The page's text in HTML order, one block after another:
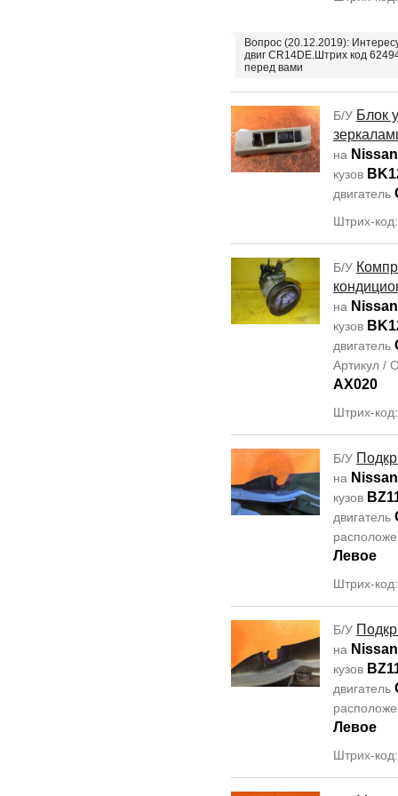
Вопрос (20.12.2019):
двиг CR14DE.Штрих код
перед вами
Б/У Блок
на
кузов
двигатель
Штрих-
Б/У
на
кузов
двигатель
Артикул /
AX020
Штрих-
Б/У
на
кузов
двигатель
Левое
Штрих-
Б/У
на
кузов
двигатель
Левое
Штрих-